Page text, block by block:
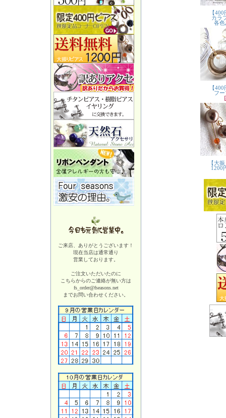
ご来店、ありがとうございます！
現在当店は通常通り
営業しております。
ご注文いただいたのに
こちらからのご連絡が無い方は
fs_order@fseasons.net
までお問い合わせください。